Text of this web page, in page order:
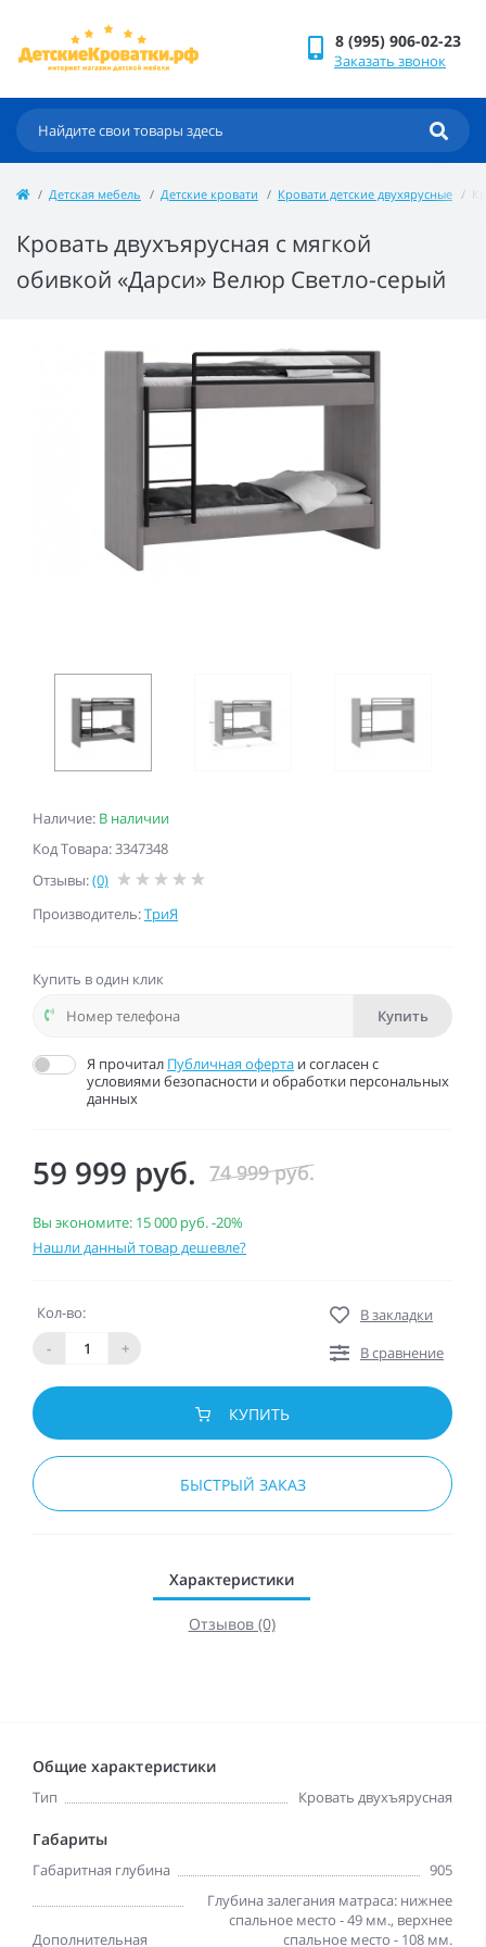
8 (995) 906-02-23
Заказать звонок
Детская мебель Детские кровати Кровати детские двухярусные
Кровать двухъярусная с мягкой
обивкой «Дарси» Велюр Светло-серый
Наличие: В наличии
Код Товара: 3347348
Отзывы:(0)
Производитель:ТриЯ
Купить в один клик
Купить
Я прочитал Публичная оферта и согласен с
условиями безопасности и обработки персональных
данных
59 999 руб. 74 999 руб.
Вы экономите: 15 000 руб.-20%
Нашли данный товар дешевле?
Кол-во:
-
+
В закладки
В сравнение
КУПИТЬ
БЫСТРЫЙ ЗАКАЗ
Характеристики
Отзывов (0)
Общие характеристики
Тип Кровать двухъярусная
Габариты
Габаритная глубина 905
Дополнительная
Глубина залегания матраса: нижнее
спальное место - 49 мм., верхнее
спальное место - 108 мм.